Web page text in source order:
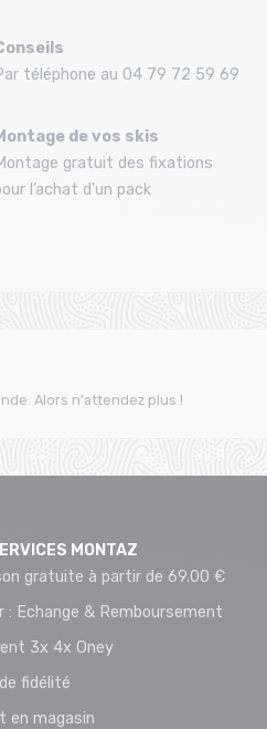
téléphone au 04 79 72 59 69
de vos skis
gratuit des fixations
l’achat d'un pack
Alors n'attendez plus !
MONTAZ
gratuite à partir de 69.00 €
: Echange & Remboursement
3x 4x Oney
fidélité
en magasin